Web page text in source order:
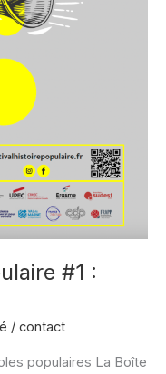
#1 :
/ contact
populaires La Boîte